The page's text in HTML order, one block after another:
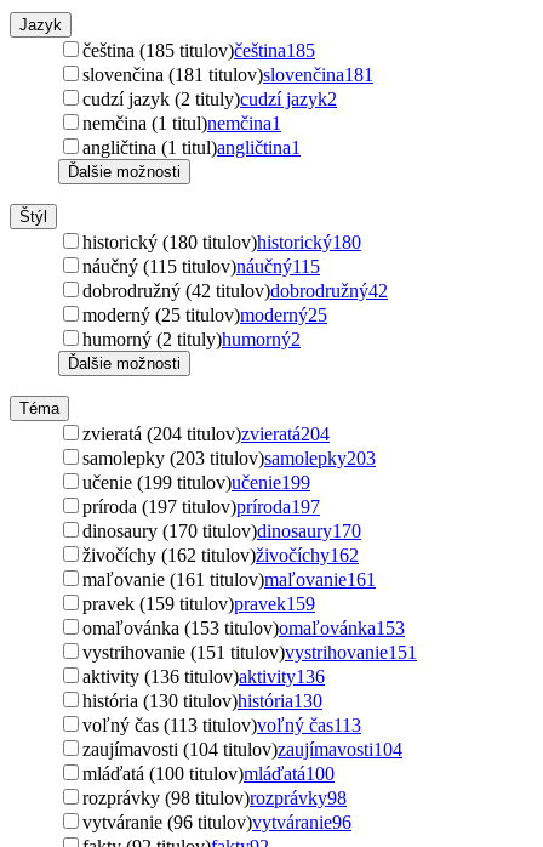
Jazyk
čeština (185 titulov)čeština185
slovenčina (181 titulov)slovenčina181
cudzí jazyk (2 tituly)cudzí jazyk2
nemčina (1 titul)nemčina1
angličtina (1 titul)angličtina1
Ďalšie možnosti
Štýl
historický (180 titulov)historický180
náučný (115 titulov)náučný115
dobrodružný (42 titulov)dobrodružný42
moderný (25 titulov)moderný25
humorný (2 tituly)humorný2
Ďalšie možnosti
Téma
zvieratá (204 titulov)zvieratá204
samolepky (203 titulov)samolepky203
učenie (199 titulov)učenie199
príroda (197 titulov)príroda197
dinosaury (170 titulov)dinosaury170
živočíchy (162 titulov)živočíchy162
maľovanie (161 titulov)maľovanie161
pravek (159 titulov)pravek159
omaľovánka (153 titulov)omaľovánka153
vystrihovanie (151 titulov)vystrihovanie151
aktivity (136 titulov)aktivity136
história (130 titulov)história130
voľný čas (113 titulov)voľný čas113
zaujímavosti (104 titulov)zaujímavosti104
mláďatá (100 titulov)mláďatá100
rozprávky (98 titulov)rozprávky98
vytváranie (96 titulov)vytváranie96